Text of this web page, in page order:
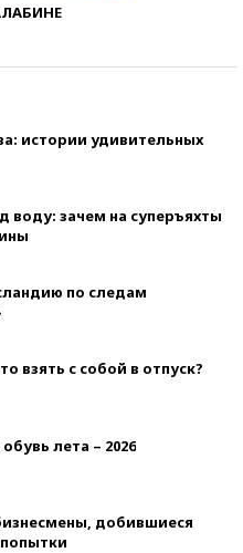
истории удивительных
воду: зачем на суперъяхты
по следам
взять с собой в отпуск?
лета – 2026
добившиеся